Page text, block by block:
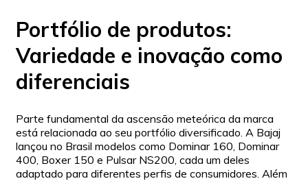
Portfólio de produtos:
Variedade e inovação como
diferenciais
Parte fundamental da ascensão meteórica da marca
está relacionada ao seu portfólio diversificado. A Bajaj
lançou no Brasil modelos como Dominar 160, Dominar
400, Boxer 150 e Pulsar NS200, cada um deles
adaptado para diferentes perfis de consumidores. Além